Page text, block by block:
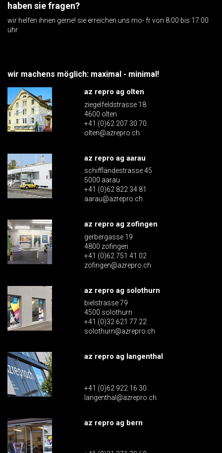
haben sie fragen?
wir helfen ihnen gerne! sie erreichen uns mo- fr von 8:00 bis 17:00
uhr
wir machens möglich: maximal - minimal!
az repro ag olten
ziegelfeldstrasse 18
4600 olten
+41 (0)62 207 30 70
olten@azrepro.ch
az repro ag aarau
schiffländestrasse 45
5000 aarau
+41 (0)62 822 34 81
aarau@azrepro.ch
az repro ag zofingen
gerbergasse 19
4800 zofingen
+41 (0)62 751 41 02
zofingen@azrepro.ch
az repro ag solothurn
bielstrasse 79
4500 solothurn
+41 (0)32 621 77 22
solothurn@azrepro.ch
az repro ag langenthal
+41 (0)62 922 16 30
langenthal@azrepro.ch
az repro ag bern